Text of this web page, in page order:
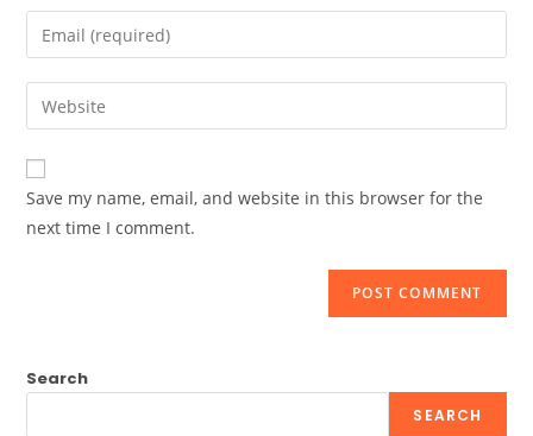
name
comment
Enter
your
email
address
comment
Enter
your
website
URL
(optional)
Save my name, email, and website in this browser for the
next time I comment.
Search
SEARCH